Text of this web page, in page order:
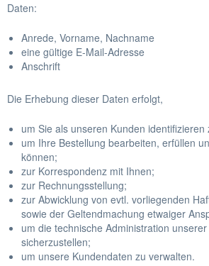
Daten:
Anrede, Vorname, Nachname
eine gültige E-Mail-Adresse
Anschrift
Die Erhebung dieser Daten erfolgt,
um Sie als unseren Kunden identifizieren
um Ihre Bestellung bearbeiten, erfüllen
können;
zur Korrespondenz mit Ihnen;
zur Rechnungsstellung;
zur Abwicklung von evtl. vorliegenden
sowie der Geltendmachung etwaiger
um die technische Administration
sicherzustellen;
um unsere Kundendaten zu verwalten.